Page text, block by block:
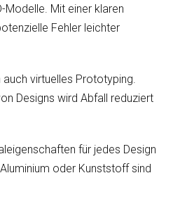
Modelle. Mit einer klaren
Fehler leichter
virtuelles Prototyping.
Designs wird Abfall reduziert
für jedes Design
oder Kunststoff sind